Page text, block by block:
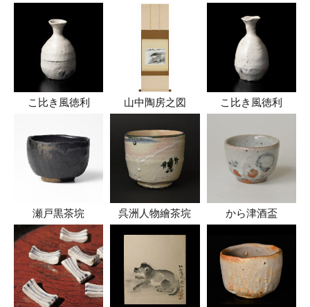
こ比き風徳利 山中陶房之図 こ比き風徳利
瀬戸黒茶垸 呉洲人物繪茶垸 から津酒盃